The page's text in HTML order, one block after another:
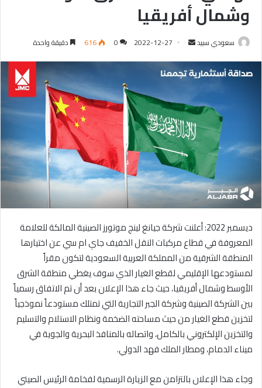
وشمال أفريقيا
سعودي سبيد
س
ر
ي
د
ا
إ
ل
ك
ت
ر
و
ن
2022-12-27
0
616 دقيقة واحدة
ديسمبر 2022: أعلنت شركة جيانغ لينج موتورز الصينية المالكة للعلامة
المعروفة في قطاع مركبات النقل الخفيف جاي ام سي عن اختيارها
المنطقة الشرقية من المملكة العربية السعودية لتكون مقراً
لمستودعها الإقليمي لقطع الغيار الذي سوف يغطي منطقة الشرق
الأوسط وشمال أفريقيا، حيث جاء هذا الإعلان بعد أن تم الاتفاق رسمياً
بين الشركة الصينية وشركة الجبر التجارية التي تمتلك مستودعاً نموذجياً
لتخزين قطع الغيار من حيث مساحته الضخمة ونظام الاستلام والتسليم
والتخزين الإلكتروني بالكامل، واتصاله بالمنافذ البحرية والجوية في
ميناء الدمام، ومطار الملك فهد الدولي.
وجاء هذا الإعلان بالتزامن مع الزيارة الرسمية لفخامة الرئيس الصيني